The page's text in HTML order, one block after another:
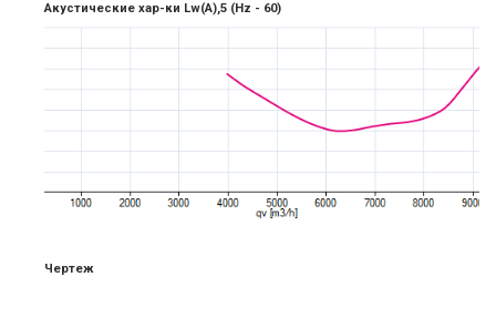
Акустические хар-ки Lw(A),5 (Hz - 60)
Чертеж